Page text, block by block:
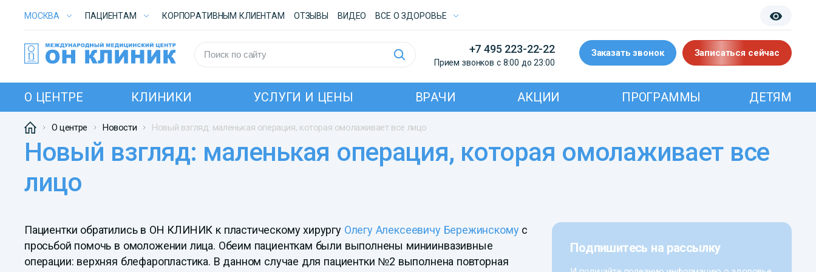
МОСКВА ПАЦИЕНТАМ КОРПОРАТИВНЫМ КЛИЕНТАМ ОТЗЫВЫ ВИДЕО ВСE О ЗДОРОВЬЕ
+7 495 223-22-22
Прием звонков с 8:00 до 23:00
Заказать звонок Записаться сейчас
О ЦЕНТРЕ КЛИНИКИ УСЛУГИ И ЦЕНЫ ВРАЧИ АКЦИИ ПРОГРАММЫ ДЕТЯМ
О центре Новости Новый взгляд: маленькая операция, которая омолаживает все лицо
Новый взгляд: маленькая операция, которая омолаживает все
лицо
Пациентки обратились в ОН КЛИНИК к пластическому хирургу Олегу Алексеевичу Бережинскомус
просьбой помочь в омоложении лица. Обеим пациенткам были выполнены миниинвазивные
операции: верхняя блефаропластика. В данном случае для пациентки №2 выполнена повторная
Подпишитесь на рассылку